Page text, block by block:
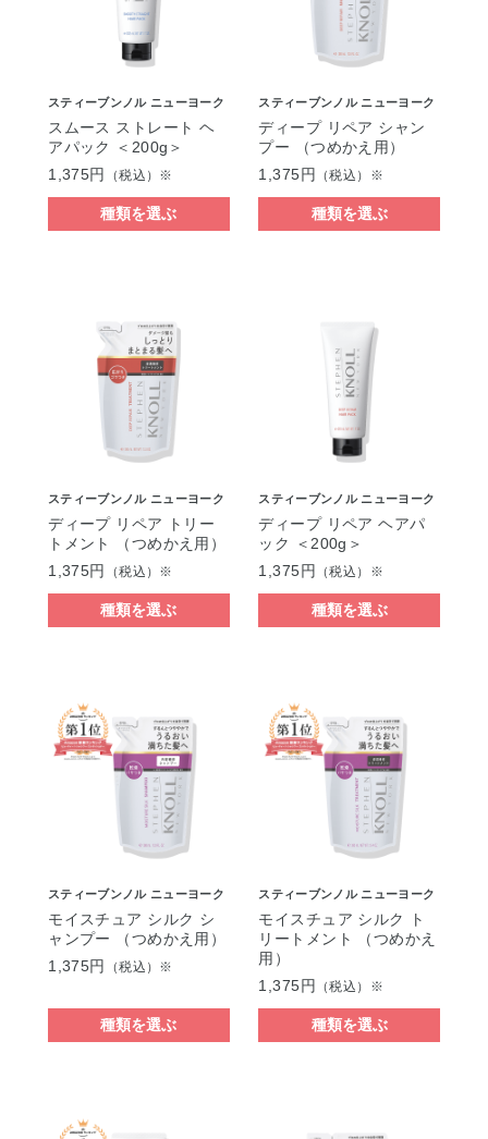
スティーブンノル ニューヨーク
スムース ストレート ヘ
アパック ＜200g＞
1,375円
（税込）※
種類を選ぶ
スティーブンノル ニューヨーク
ディープ リペア シャン
プー （つめかえ用）
1,375円
（税込）※
種類を選ぶ
スティーブンノル ニューヨーク
ディープ リペア トリー
トメント （つめかえ用）
1,375円
（税込）※
種類を選ぶ
スティーブンノル ニューヨーク
ディープ リペア ヘアパ
ック ＜200g＞
1,375円
（税込）※
種類を選ぶ
スティーブンノル ニューヨーク
モイスチュア シルク シ
ャンプー （つめかえ用）
1,375円
（税込）※
種類を選ぶ
スティーブンノル ニューヨーク
モイスチュア シルク ト
リートメント （つめかえ
用）
1,375円
（税込）※
種類を選ぶ